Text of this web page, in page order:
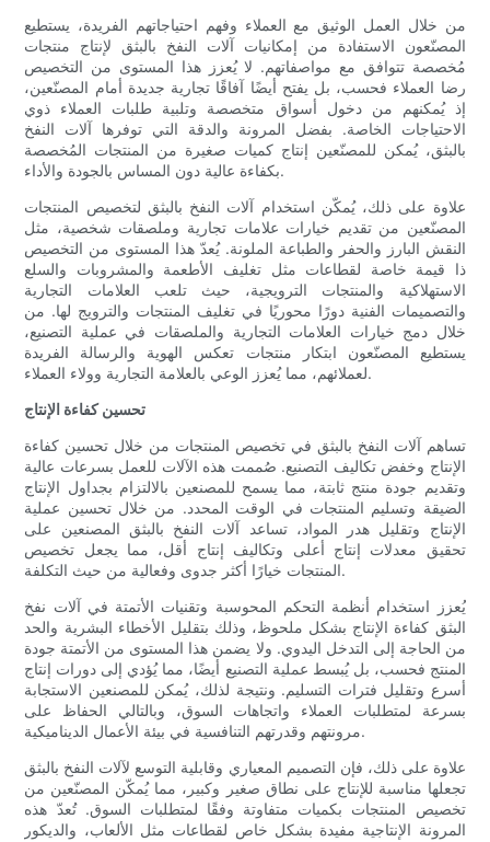
من خلال العمل الوثيق مع العملاء وفهم احتياجاتهم الفريدة، يستطيع
المصنّعون الاستفادة من إمكانيات آلات النفخ بالبثق لإنتاج منتجات
مُخصصة تتوافق مع مواصفاتهم. لا يُعزز هذا المستوى من التخصيص
رضا العملاء فحسب، بل يفتح أيضًا آفاقًا تجارية جديدة أمام المصنّعين،
إذ يُمكنهم من دخول أسواق متخصصة وتلبية طلبات العملاء ذوي
الاحتياجات الخاصة. بفضل المرونة والدقة التي توفرها آلات النفخ
بالبثق، يُمكن للمصنّعين إنتاج كميات صغيرة من المنتجات المُخصصة
بكفاءة عالية دون المساس بالجودة والأداء.
علاوة على ذلك، يُمكّن استخدام آلات النفخ بالبثق لتخصيص المنتجات
المصنّعين من تقديم خيارات علامات تجارية وملصقات شخصية، مثل
النقش البارز والحفر والطباعة الملونة. يُعدّ هذا المستوى من التخصيص
ذا قيمة خاصة لقطاعات مثل تغليف الأطعمة والمشروبات والسلع
الاستهلاكية والمنتجات الترويجية، حيث تلعب العلامات التجارية
والتصميمات الفنية دورًا محوريًا في تغليف المنتجات والترويج لها. من
خلال دمج خيارات العلامات التجارية والملصقات في عملية التصنيع،
يستطيع المصنّعون ابتكار منتجات تعكس الهوية والرسالة الفريدة
لعملائهم، مما يُعزز الوعي بالعلامة التجارية وولاء العملاء.
تحسين كفاءة الإنتاج
تساهم آلات النفخ بالبثق في تخصيص المنتجات من خلال تحسين كفاءة
الإنتاج وخفض تكاليف التصنيع. صُممت هذه الآلات للعمل بسرعات عالية
وتقديم جودة منتج ثابتة، مما يسمح للمصنعين بالالتزام بجداول الإنتاج
الضيقة وتسليم المنتجات في الوقت المحدد. من خلال تحسين عملية
الإنتاج وتقليل هدر المواد، تساعد آلات النفخ بالبثق المصنعين على
تحقيق معدلات إنتاج أعلى وتكاليف إنتاج أقل، مما يجعل تخصيص
المنتجات خيارًا أكثر جدوى وفعالية من حيث التكلفة.
يُعزز استخدام أنظمة التحكم المحوسبة وتقنيات الأتمتة في آلات نفخ
البثق كفاءة الإنتاج بشكل ملحوظ، وذلك بتقليل الأخطاء البشرية والحد
من الحاجة إلى التدخل اليدوي. ولا يضمن هذا المستوى من الأتمتة جودة
المنتج فحسب، بل يُبسط عملية التصنيع أيضًا، مما يُؤدي إلى دورات إنتاج
أسرع وتقليل فترات التسليم. ونتيجة لذلك، يُمكن للمصنعين الاستجابة
بسرعة لمتطلبات العملاء واتجاهات السوق، وبالتالي الحفاظ على
مرونتهم وقدرتهم التنافسية في بيئة الأعمال الديناميكية.
علاوة على ذلك، فإن التصميم المعياري وقابلية التوسع لآلات النفخ بالبثق
تجعلها مناسبة للإنتاج على نطاق صغير وكبير، مما يُمكّن المصنّعين من
تخصيص المنتجات بكميات متفاوتة وفقًا لمتطلبات السوق. تُعدّ هذه
المرونة الإنتاجية مفيدة بشكل خاص لقطاعات مثل الألعاب، والديكور